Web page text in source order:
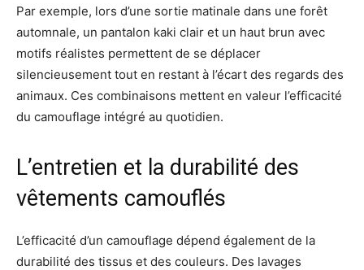
Par exemple, lors d’une sortie matinale dans une forêt
automnale, un pantalon kaki clair et un haut brun avec
motifs réalistes permettent de se déplacer
silencieusement tout en restant à l’écart des regards des
animaux. Ces combinaisons mettent en valeur l’efficacité
du camouflage intégré au quotidien.
L’entretien et la durabilité des
vêtements camouflés
L’efficacité d’un camouflage dépend également de la
durabilité des tissus et des couleurs. Des lavages